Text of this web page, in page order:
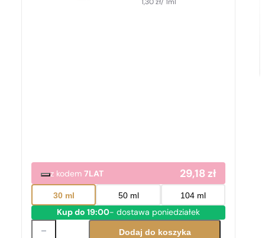
1,30zł/ 1ml
z kodem7LAT 29,18zł
30 ml 50 ml 104 ml
Kup do 19:00- dostawa poniedziałek
Dodaj do koszyka